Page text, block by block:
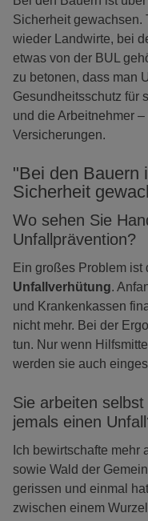
Sicherheit gewachsen.
wieder Landwirte, bei
etwas von der BUL
zu betonen, dass man
Gesundheitsschutz für
und die Arbeitnehmer
Versicherungen.
"Bei den Bauern
Sicherheit
Wo sehen Sie
Unfallprävention?
Ein großes Problem ist
Unfallverhütung.
und Krankenkassen
nicht mehr. Bei der
tun. Nur wenn
werden sie auch
Sie arbeiten
jemals einen
Ich bewirtschafte mehr
sowie Wald der
gerissen und einmal
zwischen einem